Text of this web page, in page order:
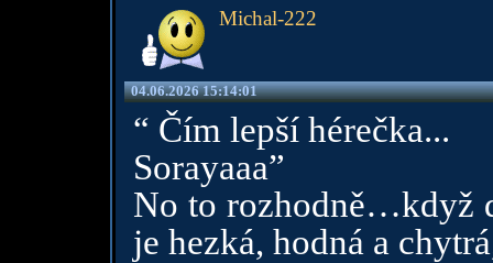
Michal-222
04.06.2026 15:14:01
“ Čím lepší hérečka...
Sorayaaa”
No to rozhodně…když
je hezká, hodná a